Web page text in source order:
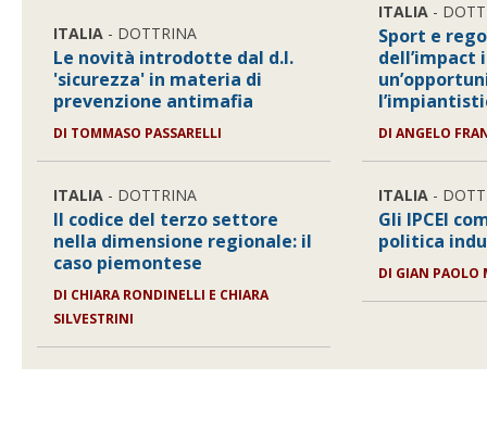
ITALIA - DOTTRINA
Le novità introdotte dal d.l.
'sicurezza' in materia di
prevenzione antimafia
DI TOMMASO PASSARELLI
ITALIA - DOTTRINA
Il codice del terzo settore
nella dimensione regionale: il
caso piemontese
DI CHIARA RONDINELLI E CHIARA
SILVESTRINI
ITALIA -
Sport e
dell’impact
DIANGELO
ITALIA -
Gli IPCEI
politica
DI GIAN PAOLO